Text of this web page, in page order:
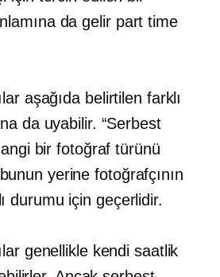
da gelir part time
aşağıda belirtilen farklı
da uyabilir. “Serbest
bir fotoğraf türünü
yerine fotoğrafçının
durumu için geçerlidir.
genellikle kendi saatlik